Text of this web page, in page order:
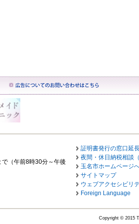
（午前8時30分～午後
証明書発行の窓口延
夜間・休日納税相談（
玉名市ホームページ
サイトマップ
ウェブアクセシビリ
Foreign Language
Copyright © 2015